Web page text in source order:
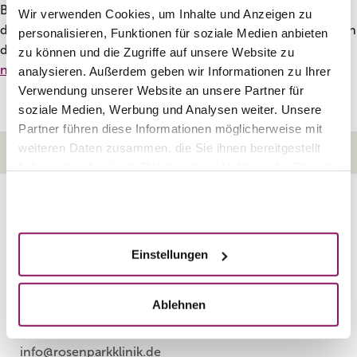
Wir verwenden Cookies, um Inhalte und Anzeigen zu
personalisieren, Funktionen für soziale Medien anbieten
zu können und die Zugriffe auf unsere Website zu
analysieren. Außerdem geben wir Informationen zu Ihrer
Verwendung unserer Website an unsere Partner für
soziale Medien, Werbung und Analysen weiter. Unsere
Partner führen diese Informationen möglicherweise mit
weiteren Daten zusammen, die Sie ihnen bereitgestellt
Einstellungen
Ablehnen
Bindegewebe können sich auch vergrößerte Fettzellen an
die Oberfläche schieben, wodurch dellenartige Erhebungen
der Haut entstehen. Zur Behandlung von Cellulite gibt es
nicht-operativeundoperativeVerfahren.
HOME KONTAKT IMPRESSUM DATENSCHUTZ
Heidelberger Landstraße 18/20
64297 Darmstadt
info@rosenparkklinik.de